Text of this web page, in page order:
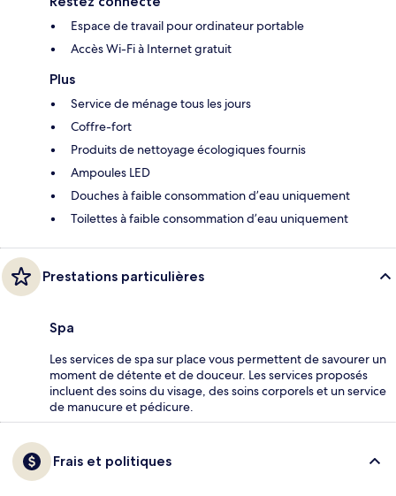
Espace de travail pour ordinateur portable
Accès Wi-Fi à Internet gratuit
Plus
Service de ménage tous les jours
Coffre-fort
Produits de nettoyage écologiques fournis
Ampoules LED
Douches à faible consommation d’eau uniquement
Toilettes à faible consommation d’eau uniquement
Prestations particulières
Spa
Les services de spa sur place vous permettent de savourer un
moment de détente et de douceur. Les services proposés
incluent des soins du visage, des soins corporels et un service
de manucure et pédicure.
Frais et politiques